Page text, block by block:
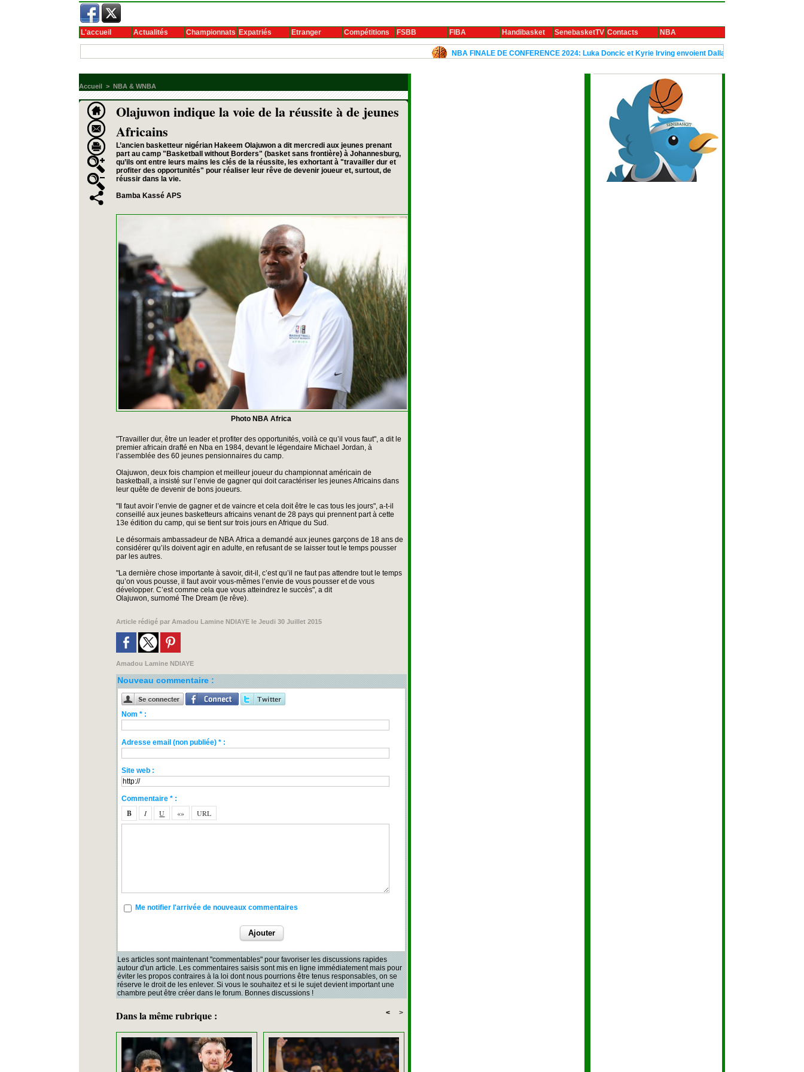
L'accueil Actualités Championnats Expatriés Etranger Compétitions FSBB FIBA Handibasket SenebasketTV Contacts NBA
NBA FINALE DE CONFERENCE 2024: Luka Doncic et Kyrie Irving envoient Dallas en finale
Accueil > NBA & WNBA
Olajuwon indique la voie de la réussite à de jeunes
Africains
L’ancien basketteur nigérian Hakeem Olajuwon a dit mercredi aux jeunes prenant
part au camp "Basketball without Borders" (basket sans frontière) à Johannesburg,
qu’ils ont entre leurs mains les clés de la réussite, les exhortant à "travailler dur et
profiter des opportunités" pour réaliser leur rêve de devenir joueur et, surtout, de
réussir dans la vie.
Bamba Kassé APS
Photo NBA Africa
"Travailler dur, être un leader et profiter des opportunités, voilà ce qu’il vous faut", a dit le
premier africain drafté en Nba en 1984, devant le légendaire Michael Jordan, à
l’assemblée des 60 jeunes pensionnaires du camp.
Olajuwon, deux fois champion et meilleur joueur du championnat américain de
basketball, a insisté sur l’envie de gagner qui doit caractériser les jeunes Africains dans
leur quête de devenir de bons joueurs.
"Il faut avoir l’envie de gagner et de vaincre et cela doit être le cas tous les jours", a-t-il
conseillé aux jeunes basketteurs africains venant de 28 pays qui prennent part à cette
13e édition du camp, qui se tient sur trois jours en Afrique du Sud.
Le désormais ambassadeur de NBA Africa a demandé aux jeunes garçons de 18 ans de
considérer qu’ils doivent agir en adulte, en refusant de se laisser tout le temps pousser
par les autres.
"La dernière chose importante à savoir, dit-il, c’est qu’il ne faut pas attendre tout le temps
qu’on vous pousse, il faut avoir vous-mêmes l’envie de vous pousser et de vous
développer. C’est comme cela que vous atteindrez le succès", a dit
Olajuwon, surnomé The Dream (le rêve).
Article rédigé par Amadou Lamine NDIAYE le Jeudi 30 Juillet 2015
Amadou Lamine NDIAYE
Nouveau commentaire :
Nom * :
Adresse email (non publiée) * :
Site web :
Commentaire * :
Me notifier l'arrivée de nouveaux commentaires
Les articles sont maintenant "commentables" pour favoriser les discussions rapides
autour d'un article. Les commentaires saisis sont mis en ligne immédiatement mais pour
éviter les propos contraires à la loi dont nous pourrions être tenus responsables, on se
réserve le droit de les enlever. Si vous le souhaitez et si le sujet devient important une
chambre peut être créer dans le forum. Bonnes discussions !
Dans la même rubrique : < >